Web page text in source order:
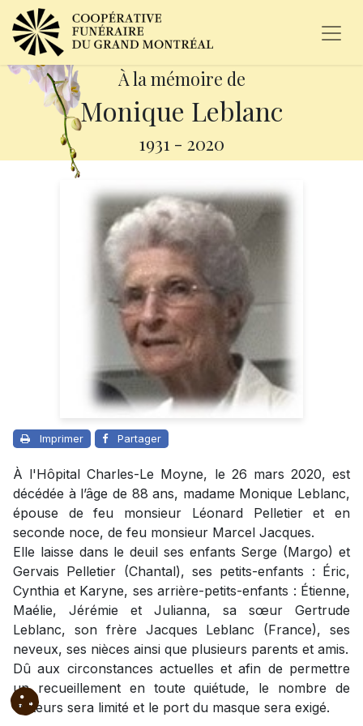
À la mémoire de
Monique Leblanc
1931 - 2020
Imprimer Partager
À l'Hôpital Charles-Le Moyne, le 26 mars 2020, est
décédée à l’âge de 88 ans, madame Monique Leblanc,
épouse de feu monsieur Léonard Pelletier et en
seconde noce, de feu monsieur Marcel Jacques.
Elle laisse dans le deuil ses enfants Serge (Margo) et
Gervais Pelletier (Chantal), ses petits-enfants : Éric,
Cynthia et Karyne, ses arrière-petits-enfants : Étienne,
Maélie, Jérémie et Julianna, sa sœur Gertrude
Leblanc, son frère Jacques Leblanc (France), ses
neveux, ses nièces ainsi que plusieurs parents et amis.
Dû aux circonstances actuelles et afin de permettre
un recueillement en toute quiétude, le nombre de
visiteurs sera limité et le port du masque sera exigé.